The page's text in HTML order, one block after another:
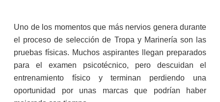
Uno de los momentos que más nervios genera durante
el proceso de selección de Tropa y Marinería son las
pruebas físicas. Muchos aspirantes llegan preparados
para el examen psicotécnico, pero descuidan el
entrenamiento físico y terminan perdiendo una
oportunidad por unas marcas que podrían haber